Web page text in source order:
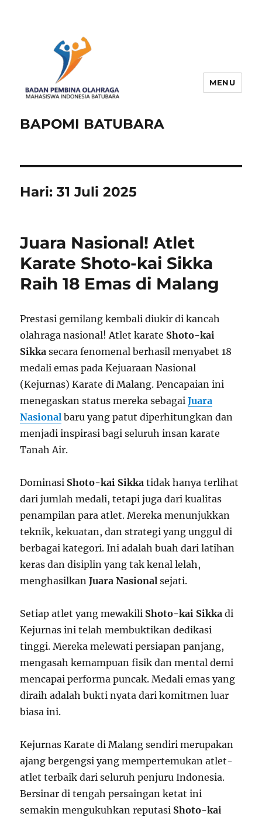
BAPOMI BATUBARA
MENU
Hari:31 Juli 2025
Juara Nasional! Atlet
Karate Shoto-kai Sikka
Raih 18 Emas di Malang
Prestasi gemilang kembali diukir di kancah
olahraga nasional! Atlet karate Shoto-kai
Sikka secara fenomenal berhasil menyabet 18
medali emas pada Kejuaraan Nasional
(Kejurnas) Karate di Malang. Pencapaian ini
menegaskan status mereka sebagaiJuara
Nasional baru yang patut diperhitungkan dan
menjadi inspirasi bagi seluruh insan karate
Tanah Air.
Dominasi Shoto-kai Sikka tidak hanya terlihat
dari jumlah medali, tetapi juga dari kualitas
penampilan para atlet. Mereka menunjukkan
teknik, kekuatan, dan strategi yang unggul di
berbagai kategori. Ini adalah buah dari latihan
keras dan disiplin yang tak kenal lelah,
menghasilkanJuara Nasional sejati.
Setiap atlet yang mewakili Shoto-kai Sikka di
Kejurnas ini telah membuktikan dedikasi
tinggi. Mereka melewati persiapan panjang,
mengasah kemampuan fisik dan mental demi
mencapai performa puncak. Medali emas yang
diraih adalah bukti nyata dari komitmen luar
biasa ini.
Kejurnas Karate di Malang sendiri merupakan
ajang bergengsi yang mempertemukan atlet-
atlet terbaik dari seluruh penjuru Indonesia.
Bersinar di tengah persaingan ketat ini
semakin mengukuhkan reputasi Shoto-kai